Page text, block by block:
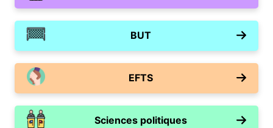
BUT
EFTS
Sciences politiques